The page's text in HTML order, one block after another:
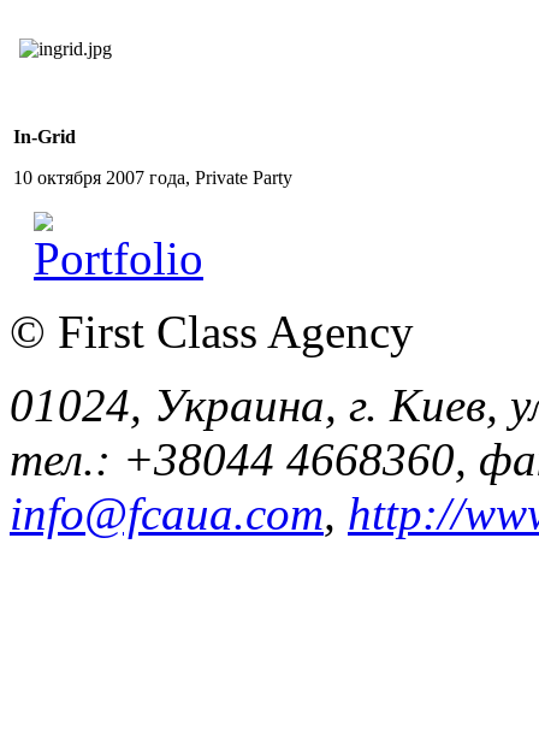
In-Grid
10 октября 2007 года, Private Party
© First Class Agency
01024, Украина, г. Киев,
тел.: +38044 4668360,
info@fcaua.com, http://